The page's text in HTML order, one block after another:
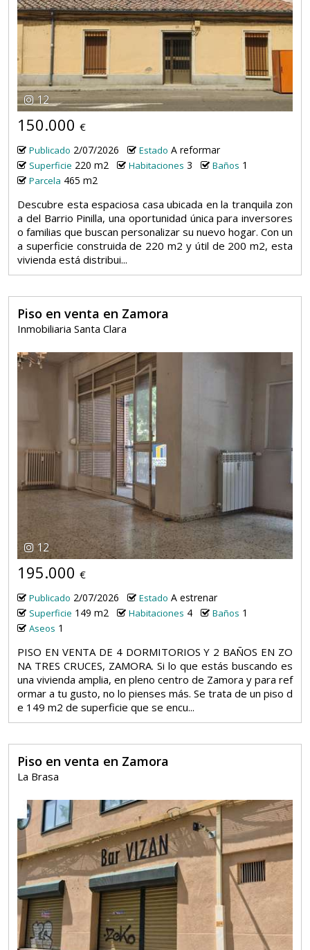
12
150.000 €
Publicado 2/07/2026 Estado A reformar
Superficie 220 m2 Habitaciones 3 Baños 1
Parcela 465 m2
Descubre esta espaciosa casa ubicada en la tranquila zon
a del Barrio Pinilla, una oportunidad única para inversores
o familias que buscan personalizar su nuevo hogar. Con un
a superficie construida de 220 m2 y útil de 200 m2, esta
vivienda está distribui...
Piso en venta en Zamora
Inmobiliaria Santa Clara
12
195.000 €
Publicado 2/07/2026 Estado A estrenar
Superficie 149 m2 Habitaciones 4 Baños 1
Aseos 1
PISO EN VENTA DE 4 DORMITORIOS Y 2 BAÑOS EN ZO
NA TRES CRUCES, ZAMORA. Si lo que estás buscando es
una vivienda amplia, en pleno centro de Zamora y para ref
ormar a tu gusto, no lo pienses más. Se trata de un piso d
e 149 m2 de superficie que se encu...
Piso en venta en Zamora
La Brasa